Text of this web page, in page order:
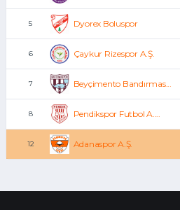
5 Dyorex Boluspor
6 Çaykur Rizespor A.Ş.
7 Beyçimento Bandırmas...
8 Pendikspor Futbol A....
12 Adanaspor A.Ş.